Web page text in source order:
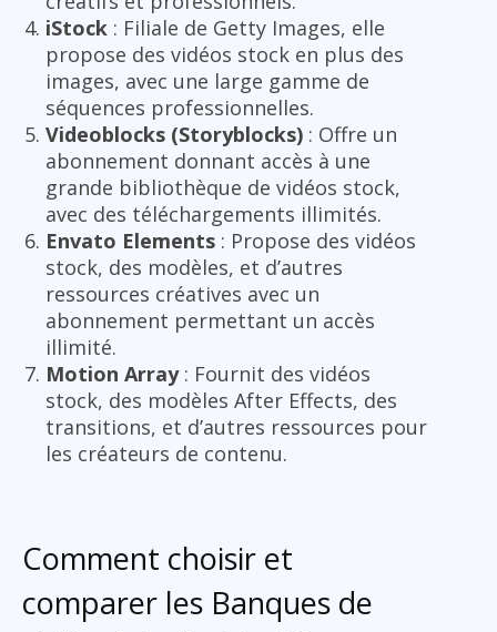
iStock : Filiale de Getty Images, elle
propose des vidéos stock en plus des
images, avec une large gamme de
séquences professionnelles.
Videoblocks (Storyblocks) : Offre un
abonnement donnant accès à une
grande bibliothèque de vidéos stock,
avec des téléchargements illimités.
Envato Elements : Propose des vidéos
stock, des modèles, et d’autres
ressources créatives avec un
abonnement permettant un accès
illimité.
Motion Array: Fournit des vidéos
stock, des modèles After Effects, des
transitions, et d’autres ressources pour
les créateurs de contenu.
Comment choisir et
comparer les Banques de